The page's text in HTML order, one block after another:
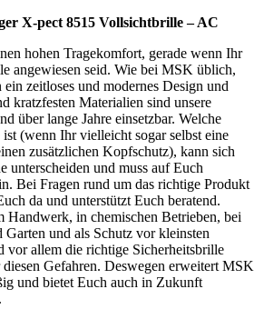
X-pect 8515 Vollsichtbrille – AC
hohen Tragekomfort, gerade wenn Ihr
angewiesen seid. Wie bei MSK üblich,
zeitloses und modernes Design und
kratzfesten Materialien sind unsere
über lange Jahre einsetzbar. Welche
(wenn Ihr vielleicht sogar selbst eine
zusätzlichen Kopfschutz), kann sich
unterscheiden und muss auf Euch
Bei Fragen rund um das richtige Produkt
da und unterstützt Euch beratend.
Handwerk, in chemischen Betrieben, bei
und als Schutz vor kleinsten
vor allem die richtige Sicherheitsbrille
Gefahren. Deswegen erweitert MSK
und bietet Euch auch in Zukunft